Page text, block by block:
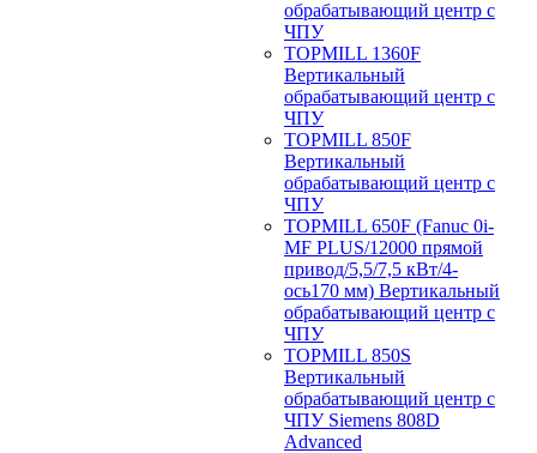
обрабатывающий центр с
ЧПУ
TOPMILL 1360F
Вертикальный
обрабатывающий центр с
ЧПУ
TOPMILL 850F
Вертикальный
обрабатывающий центр с
ЧПУ
TOPMILL 650F (Fanuc 0i-
MF PLUS/12000 прямой
привод/5,5/7,5 кВт/4-
ось170 мм) Вертикальный
обрабатывающий центр с
ЧПУ
TOPMILL 850S
Вертикальный
обрабатывающий центр с
ЧПУ Siemens 808D
Advanced